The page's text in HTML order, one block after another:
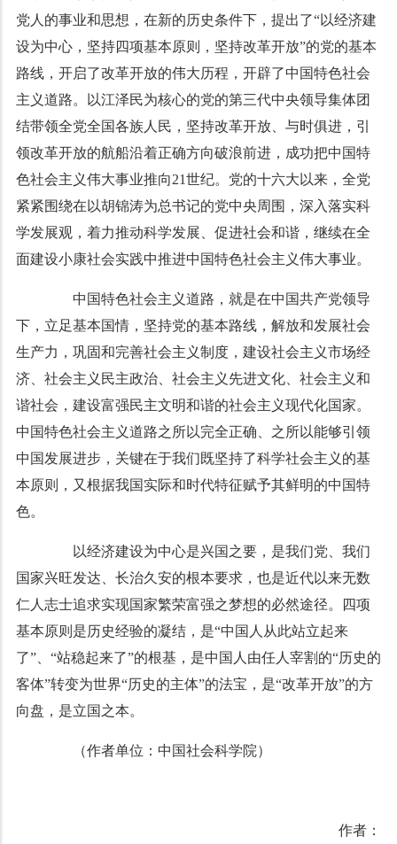
党人的事业和思想，在新的历史条件下，提出了“以经济建
设为中心，坚持四项基本原则，坚持改革开放”的党的基本
路线，开启了改革开放的伟大历程，开辟了中国特色社会
主义道路。以江泽民为核心的党的第三代中央领导集体团
结带领全党全国各族人民，坚持改革开放、与时俱进，引
领改革开放的航船沿着正确方向破浪前进，成功把中国特
色社会主义伟大事业推向21世纪。党的十六大以来，全党
紧紧围绕在以胡锦涛为总书记的党中央周围，深入落实科
学发展观，着力推动科学发展、促进社会和谐，继续在全
面建设小康社会实践中推进中国特色社会主义伟大事业。
中国特色社会主义道路，就是在中国共产党领导
下，立足基本国情，坚持党的基本路线，解放和发展社会
生产力，巩固和完善社会主义制度，建设社会主义市场经
济、社会主义民主政治、社会主义先进文化、社会主义和
谐社会，建设富强民主文明和谐的社会主义现代化国家。
中国特色社会主义道路之所以完全正确、之所以能够引领
中国发展进步，关键在于我们既坚持了科学社会主义的基
本原则，又根据我国实际和时代特征赋予其鲜明的中国特
色。
以经济建设为中心是兴国之要，是我们党、我们
国家兴旺发达、长治久安的根本要求，也是近代以来无数
仁人志士追求实现国家繁荣富强之梦想的必然途径。四项
基本原则是历史经验的凝结，是“中国人从此站立起来
了”、“站稳起来了”的根基，是中国人由任人宰割的“历史的
客体”转变为世界“历史的主体”的法宝，是“改革开放”的方
向盘，是立国之本。
（作者单位：中国社会科学院）
作者：